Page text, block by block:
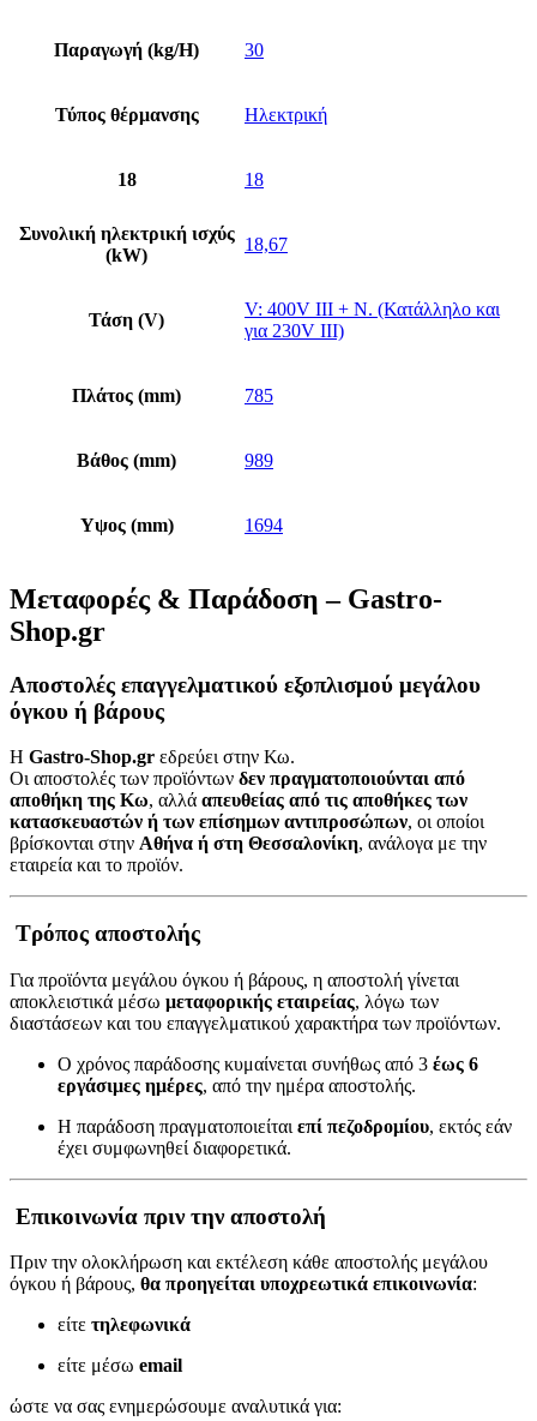
Παραγωγή (kg/H) 30
Τύπος θέρμανσης Ηλεκτρική
18 18
Συνολική ηλεκτρική ισχύς
(kW)
18,67
Τάση (V)
V: 400V III + N. (Κατάλληλο και
για 230V III)
Πλάτος (mm) 785
Βάθος (mm) 989
Υψος (mm) 1694
Μεταφορές & Παράδοση – Gastro-
Shop.gr
Αποστολές επαγγελματικού εξοπλισμού μεγάλου
όγκου ή βάρους
Η Gastro-Shop.gr εδρεύει στην Κω.
Οι αποστολές των προϊόντων δεν πραγματοποιούνται από
αποθήκη της Κω, αλλά απευθείας από τις αποθήκες των
κατασκευαστών ή των επίσημων αντιπροσώπων, οι οποίοι
βρίσκονται στην Αθήνα ή στη Θεσσαλονίκη, ανάλογα με την
εταιρεία και το προϊόν.
Τρόπος αποστολής
Για προϊόντα μεγάλου όγκου ή βάρους, η αποστολή γίνεται
αποκλειστικά μέσω μεταφορικής εταιρείας, λόγω των
διαστάσεων και του επαγγελματικού χαρακτήρα των προϊόντων.
Ο χρόνος παράδοσης κυμαίνεται συνήθως από 3 έως 6
εργάσιμες ημέρες, από την ημέρα αποστολής.
Η παράδοση πραγματοποιείται επί πεζοδρομίου, εκτός εάν
έχει συμφωνηθεί διαφορετικά.
Επικοινωνία πριν την αποστολή
Πριν την ολοκλήρωση και εκτέλεση κάθε αποστολής μεγάλου
όγκου ή βάρους, θα προηγείται υποχρεωτικά επικοινωνία:
είτε τηλεφωνικά
είτε μέσω email
ώστε να σας ενημερώσουμε αναλυτικά για: